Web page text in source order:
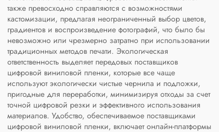
также превосходно справляются с возможностями
кастомизации, предлагая неограниченный выбор цветов,
градиентов и воспроизведение фотографий, что было бы
невозможно или чрезмерно затратно при использовании
традиционных методов печати. Экологическая
ответственность выделяет передовых поставщиков
цифровой виниловой пленки, которые все чаще
используют экологически чистые чернила и подложки,
пригодные для переработки, минимизируя отходы за счет
точной цифровой резки и эффективного использования
материалов. Удобство, обеспечиваемое поставщиками
цифровой виниловой пленки, включает онлайн-платформы